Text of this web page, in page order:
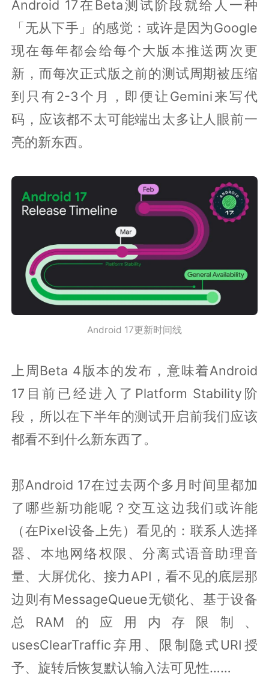
Android 17在Beta测试阶段就给人一种
「无从下手」的感觉：或许是因为Google
现在每年都会给每个大版本推送两次更
新，而每次正式版之前的测试周期被压缩
到只有2-3个月，即便让Gemini来写代
码，应该都不太可能端出太多让人眼前一
亮的新东西。
Android 17更新时间线
上周Beta 4版本的发布，意味着Android
17目前已经进入了Platform Stability阶
段，所以在下半年的测试开启前我们应该
都看不到什么新东西了。
那Android 17在过去两个多月时间里都加
了哪些新功能呢？交互这边我们或许能
（在Pixel设备上先）看见的：联系人选择
器、本地网络权限、分离式语音助理音
量、大屏优化、接力API，看不见的底层那
边则有MessageQueue无锁化、基于设备
总RAM的应用内存限制、
usesClearTraffic弃用、限制隐式URI授
予、旋转后恢复默认输入法可见性……